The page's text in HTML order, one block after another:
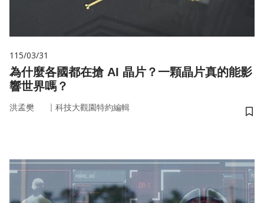
115/03/31
為什麼各國都在搶 AI 晶片？一顆晶片真的能影
響世界嗎？
洪孟樊 ｜ 科技大觀園特約編輯
儲